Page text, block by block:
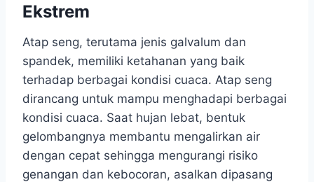
Ekstrem
Atap seng, terutama jenis galvalum dan
spandek, memiliki ketahanan yang baik
terhadap berbagai kondisi cuaca. Atap seng
dirancang untuk mampu menghadapi berbagai
kondisi cuaca. Saat hujan lebat, bentuk
gelombangnya membantu mengalirkan air
dengan cepat sehingga mengurangi risiko
genangan dan kebocoran, asalkan dipasang